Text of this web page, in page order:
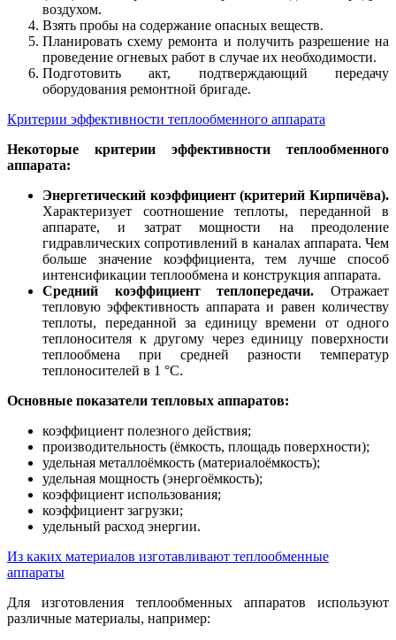
воздухом.
Взять пробы на содержание опасных веществ.
Планировать схему ремонта и получить разрешение на
проведение огневых работ в случае их необходимости.
Подготовить акт, подтверждающий передачу
оборудования ремонтной бригаде.
Критерии эффективности теплообменного аппарата
Некоторые критерии эффективности теплообменного
аппарата:
Энергетический коэффициент (критерий Кирпичёва).
Характеризует соотношение теплоты, переданной в
аппарате, и затрат мощности на преодоление
гидравлических сопротивлений в каналах аппарата. Чем
больше значение коэффициента, тем лучше способ
интенсификации теплообмена и конструкция аппарата.
Средний коэффициент теплопередачи. Отражает
тепловую эффективность аппарата и равен количеству
теплоты, переданной за единицу времени от одного
теплоносителя к другому через единицу поверхности
теплообмена при средней разности температур
теплоносителей в 1 °С.
Основные показатели тепловых аппаратов:
коэффициент полезного действия;
производительность (ёмкость, площадь поверхности);
удельная металлоёмкость (материалоёмкость);
удельная мощность (энергоёмкость);
коэффициент использования;
коэффициент загрузки;
удельный расход энергии.
Из каких материалов изготавливают теплообменные
аппараты
Для изготовления теплообменных аппаратов используют
различные материалы, например: